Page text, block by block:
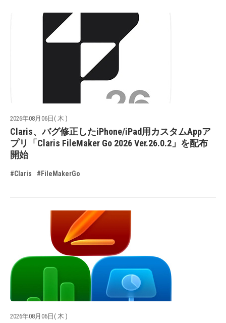
2026年08月06日( 木 )
Claris、バグ修正したiPhone/iPad用カスタムAppア
プリ「Claris FileMaker Go 2026 Ver.26.0.2」を配布
開始
#Claris #FileMakerGo
2026年08月06日( 木 )